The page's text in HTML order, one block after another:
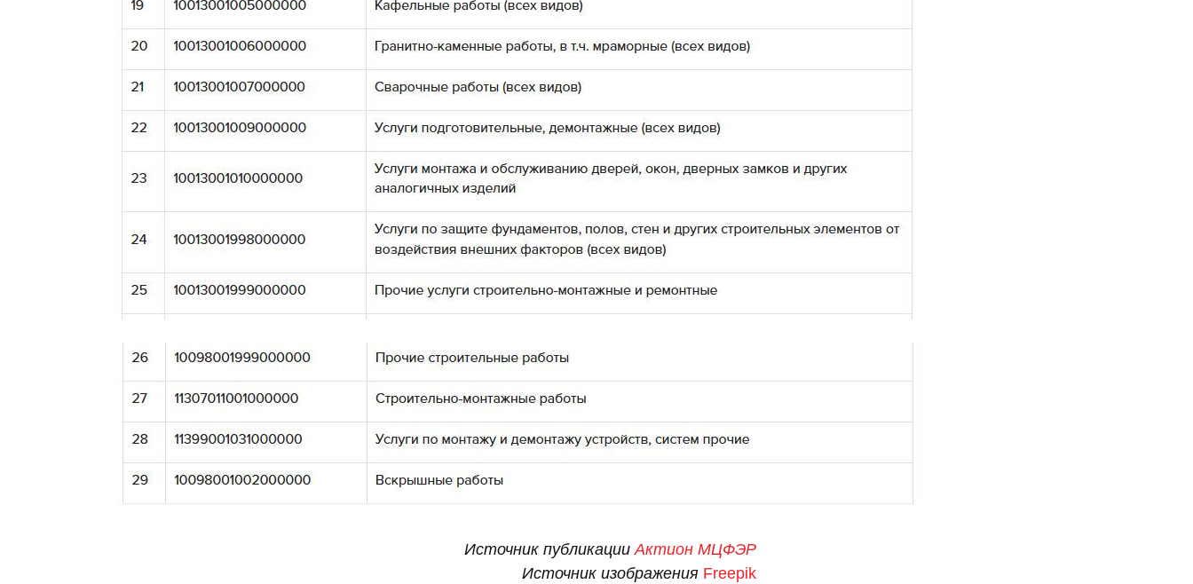
Источник публикацииАктион МЦФЭР
Источник изображения Freepik